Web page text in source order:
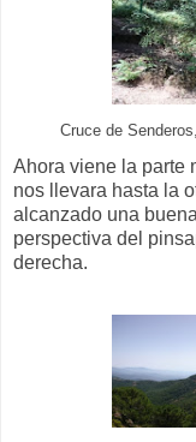
Cruce de
Ahora viene la parte
nos llevara hasta la
alcanzado una
perspectiva del
derecha.